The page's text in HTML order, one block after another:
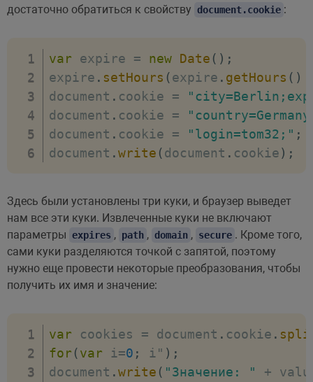
достаточно обратиться к свойству document.cookie :
var expire = new Date ( ) ;
expire . setHours (expire . getHours ( )
document . cookie =
document . cookie =
document . cookie = "login=tom32;" ;
document .write (document . cookie) ;
Здесь были установлены три куки, и браузер выведет
нам все эти куки. Извлеченные куки не включают
параметры expires , path , domain , secure . Кроме того,
сами куки разделяются точкой с запятой, поэтому
нужно еще провести некоторые преобразования, чтобы
получить их имя и значение:
var cookies = document . cookie .
for (var i=0 ; i" ) ;
document .write ( "Значение: " +